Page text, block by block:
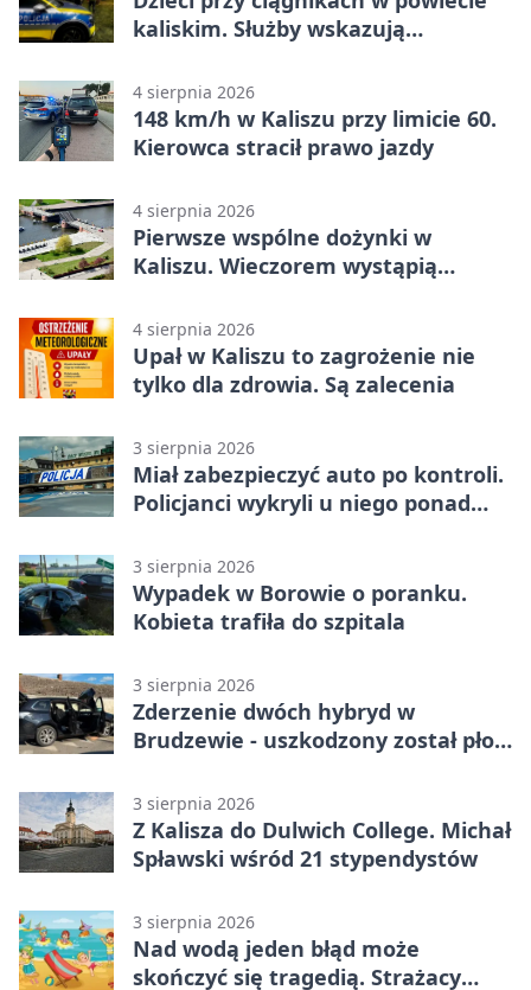
kaliskim. Służby wskazują
4 sierpnia 2026
148 km/h w Kaliszu przy limicie 60.
Kierowca stracił prawo jazdy
4 sierpnia 2026
Pierwsze wspólne dożynki w
Kaliszu. Wieczorem wystąpią
4 sierpnia 2026
Upał w Kaliszu to zagrożenie nie
tylko dla zdrowia. Są zalecenia
3 sierpnia 2026
Miał zabezpieczyć auto po kontroli.
Policjanci wykryli u niego ponad
3 sierpnia 2026
Wypadek w Borowie o poranku.
Kobieta trafiła do szpitala
3 sierpnia 2026
Zderzenie dwóch hybryd w
Brudzewie - uszkodzony został płot
3 sierpnia 2026
Z Kalisza do Dulwich College. Michał
Spławski wśród 21 stypendystów
3 sierpnia 2026
Nad wodą jeden błąd może
skończyć się tragedią. Strażacy